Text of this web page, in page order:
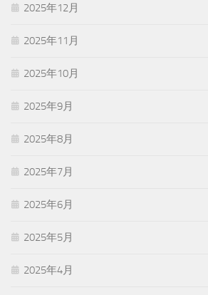
2025年12月
2025年11月
2025年10月
2025年9月
2025年8月
2025年7月
2025年6月
2025年5月
2025年4月